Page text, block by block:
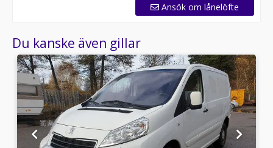
Ansök om lånelöfte
Du kanske även gillar